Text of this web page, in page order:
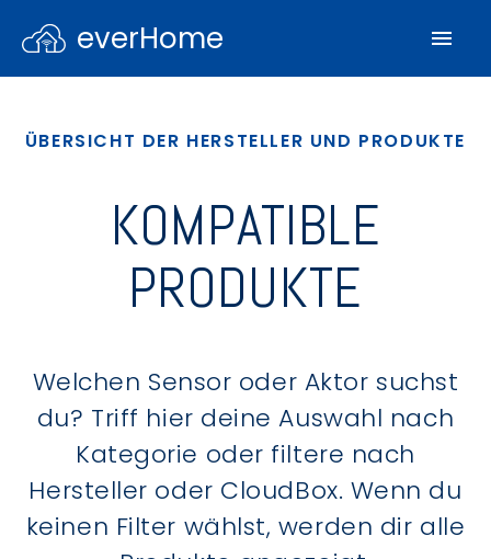
everHome
ÜBERSICHT DER HERSTELLER UND PRODUKTE
KOMPATIBLE
PRODUKTE
Welchen Sensor oder Aktor suchst
du? Triff hier deine Auswahl nach
Kategorie oder filtere nach
Hersteller oder CloudBox. Wenn du
keinen Filter wählst, werden dir alle